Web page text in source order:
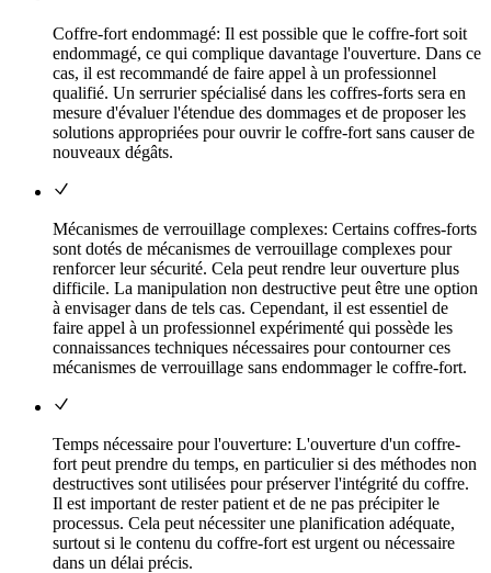
Coffre-fort endommagé: Il est possible que le coffre-fort soit
endommagé, ce qui complique davantage l'ouverture. Dans ce
cas, il est recommandé de faire appel à un professionnel
qualifié. Un serrurier spécialisé dans les coffres-forts sera en
mesure d'évaluer l'étendue des dommages et de proposer les
solutions appropriées pour ouvrir le coffre-fort sans causer de
nouveaux dégâts.
Mécanismes de verrouillage complexes: Certains coffres-forts
sont dotés de mécanismes de verrouillage complexes pour
renforcer leur sécurité. Cela peut rendre leur ouverture plus
difficile. La manipulation non destructive peut être une option
à envisager dans de tels cas. Cependant, il est essentiel de
faire appel à un professionnel expérimenté qui possède les
connaissances techniques nécessaires pour contourner ces
mécanismes de verrouillage sans endommager le coffre-fort.
Temps nécessaire pour l'ouverture: L'ouverture d'un coffre-
fort peut prendre du temps, en particulier si des méthodes non
destructives sont utilisées pour préserver l'intégrité du coffre.
Il est important de rester patient et de ne pas précipiter le
processus. Cela peut nécessiter une planification adéquate,
surtout si le contenu du coffre-fort est urgent ou nécessaire
dans un délai précis.